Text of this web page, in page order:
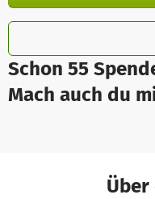
Schon 55
Mach auch du